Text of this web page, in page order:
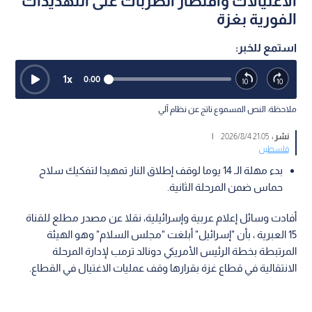
الفورية بغزة
استمع للخبر:
0:00
1x
ملاحظة: النص المسموع ناتج عن نظام آلي
نشر :21:05 2026/8/4
|
فلسطين
بدء مهلة الـ 14 يوما لوقف إطلاق النار تمهيدا لتفكيك سلاح
حماس ضمن المرحلة الثانية.
أفادت وسائل إعلام عربية وإسرائيلية، نقلا عن مصدر مطلع للقناة
15 العبرية ، بأن "إسرائيل" أبلغت "مجلس السلام" وهو الهيئة
المرتبطة بخطة الرئيس الأمريكي دونالد ترمب لإدارة المرحلة
الانتقالية في قطاع غزة بقرارها وقف عمليات الاغتيال في القطاع.